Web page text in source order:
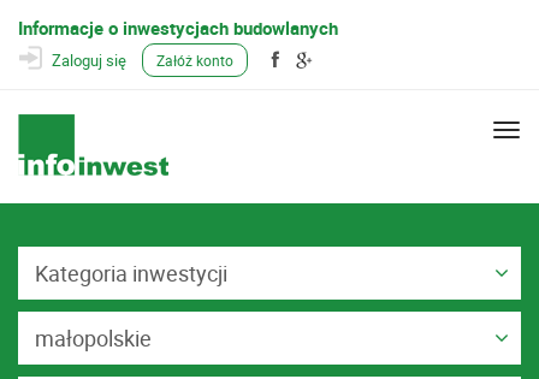
Informacje o inwestycjach budowlanych
Zaloguj się Załóż konto
Kategoria inwestycji
małopolskie